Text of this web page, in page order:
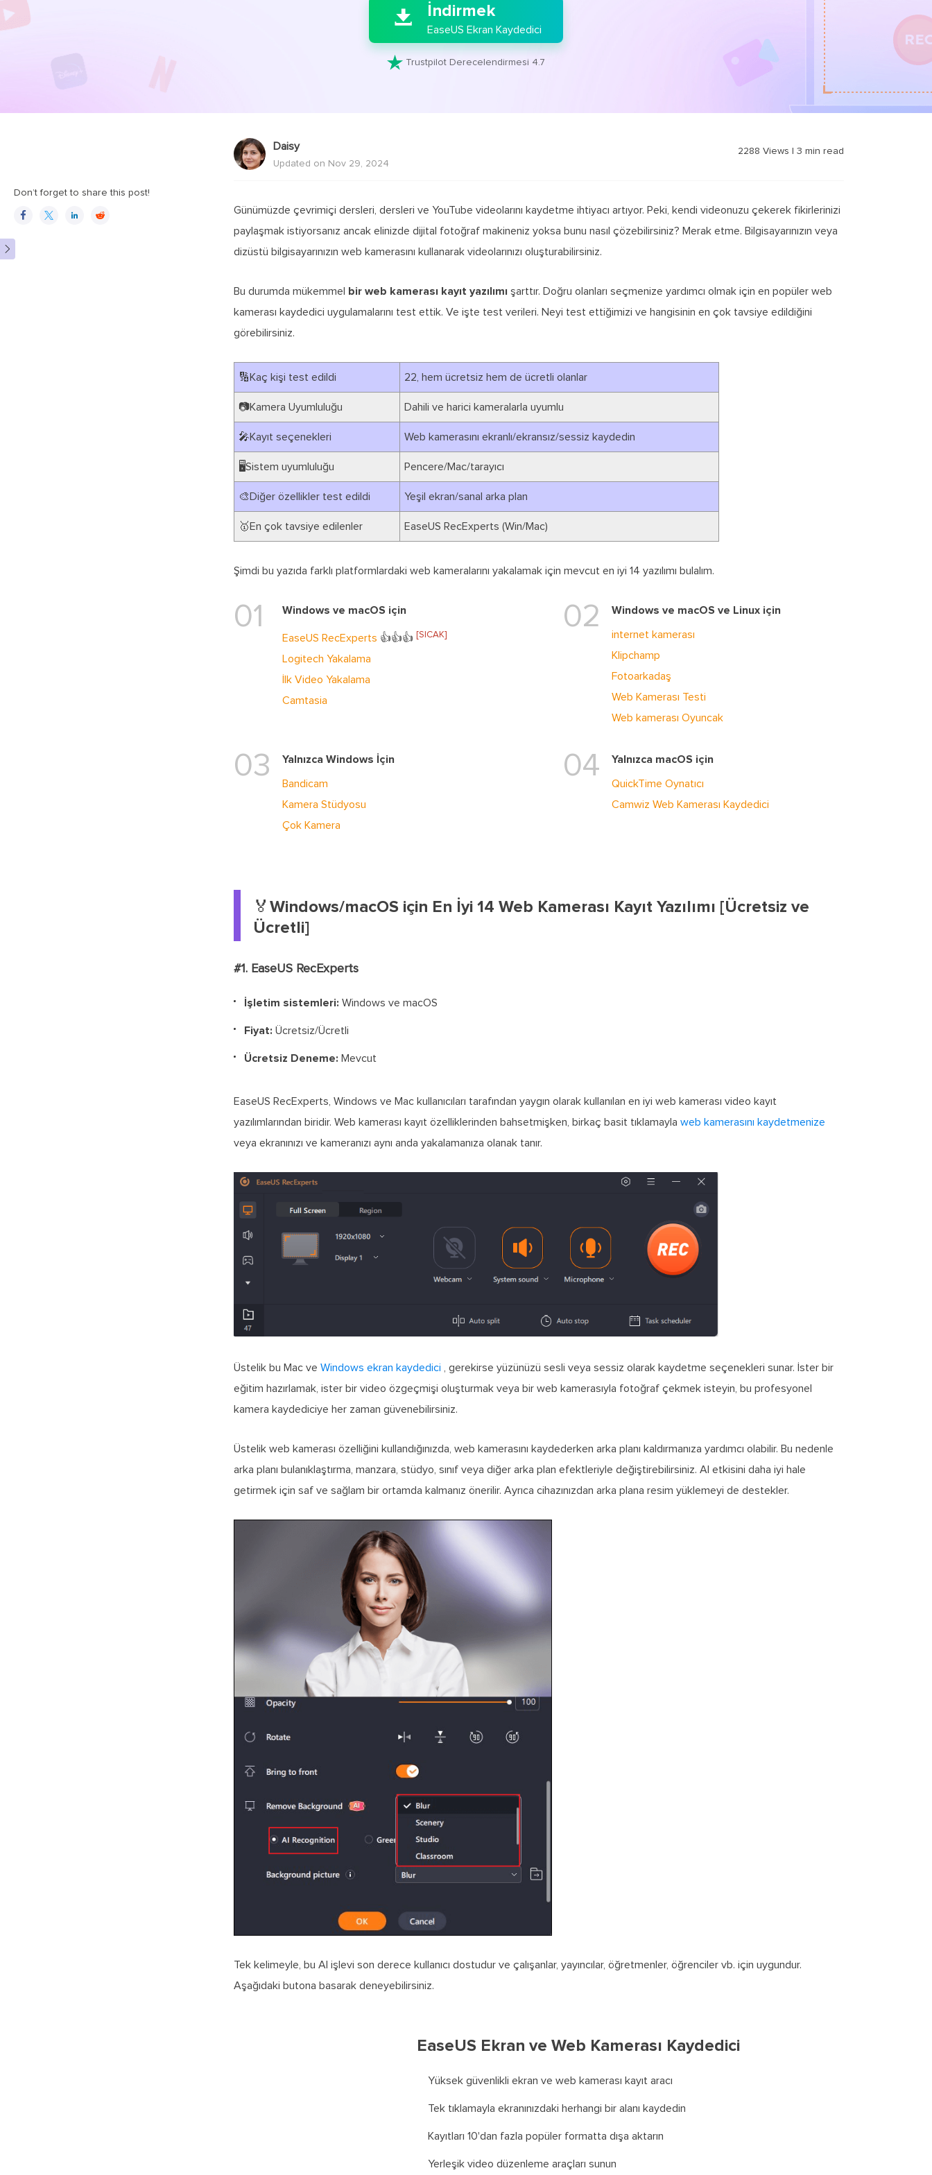
 İndirmek
EaseUS Ekran Kaydedici
 Trustpilot Derecelendirmesi 4.7
Don’t forget to share this post!
   

Daisy
Updated on Nov 29, 2024
2288 Views | 3 min read
Günümüzde çevrimiçi dersleri, dersleri ve YouTube videolarını kaydetme ihtiyacı artıyor. Peki, kendi videonuzu çekerek fikirlerinizi
paylaşmak istiyorsanız ancak elinizde dijital fotoğraf makineniz yoksa bunu nasıl çözebilirsiniz? Merak etme. Bilgisayarınızın veya
dizüstü bilgisayarınızın web kamerasını kullanarak videolarınızı oluşturabilirsiniz.
Bu durumda mükemmel bir web kamerası kayıt yazılımı şarttır. Doğru olanları seçmenize yardımcı olmak için en popüler web
kamerası kaydedici uygulamalarını test ettik. Ve işte test verileri. Neyi test ettiğimizi ve hangisinin en çok tavsiye edildiğini
görebilirsiniz.
🔢Kaç kişi test edildi 22, hem ücretsiz hem de ücretli olanlar
📷Kamera Uyumluluğu Dahili ve harici kameralarla uyumlu
🎤Kayıt seçenekleri Web kamerasını ekranlı/ekransız/sessiz kaydedin
🖥️Sistem uyumluluğu Pencere/Mac/tarayıcı
🎨Diğer özellikler test edildi Yeşil ekran/sanal arka plan
🥇En çok tavsiye edilenler EaseUS RecExperts (Win/Mac)
Şimdi bu yazıda farklı platformlardaki web kameralarını yakalamak için mevcut en iyi 14 yazılımı bulalım.
01 Windows ve macOS için
EaseUS RecExperts 👍👍👍 [SICAK]
Logitech Yakalama
İlk Video Yakalama
Camtasia
02 Windows ve macOS ve Linux için
internet kamerası
Klipchamp
Fotoarkadaş
Web Kamerası Testi
Web kamerası Oyuncak
03 Yalnızca Windows İçin
Bandicam
Kamera Stüdyosu
Çok Kamera
04 Yalnızca macOS için
QuickTime Oynatıcı
Camwiz Web Kamerası Kaydedici
🏅Windows/macOS için En İyi 14 Web Kamerası Kayıt Yazılımı [Ücretsiz ve
Ücretli]
#1. EaseUS RecExperts
İşletim sistemleri: Windows ve macOS
Fiyat: Ücretsiz/Ücretli
Ücretsiz Deneme: Mevcut
EaseUS RecExperts, Windows ve Mac kullanıcıları tarafından yaygın olarak kullanılan en iyi web kamerası video kayıt
yazılımlarından biridir. Web kamerası kayıt özelliklerinden bahsetmişken, birkaç basit tıklamayla web kamerasını kaydetmenize
veya ekranınızı ve kameranızı aynı anda yakalamanıza olanak tanır.
Üstelik bu Mac ve Windows ekran kaydedici , gerekirse yüzünüzü sesli veya sessiz olarak kaydetme seçenekleri sunar. İster bir
eğitim hazırlamak, ister bir video özgeçmişi oluşturmak veya bir web kamerasıyla fotoğraf çekmek isteyin, bu profesyonel
kamera kaydediciye her zaman güvenebilirsiniz.
Üstelik web kamerası özelliğini kullandığınızda, web kamerasını kaydederken arka planı kaldırmanıza yardımcı olabilir. Bu nedenle
arka planı bulanıklaştırma, manzara, stüdyo, sınıf veya diğer arka plan efektleriyle değiştirebilirsiniz. AI etkisini daha iyi hale
getirmek için saf ve sağlam bir ortamda kalmanız önerilir. Ayrıca cihazınızdan arka plana resim yüklemeyi de destekler.
Tek kelimeyle, bu AI işlevi son derece kullanıcı dostudur ve çalışanlar, yayıncılar, öğretmenler, öğrenciler vb. için uygundur.
Aşağıdaki butona basarak deneyebilirsiniz.
EaseUS Ekran ve Web Kamerası Kaydedici
Yüksek güvenlikli ekran ve web kamerası kayıt aracı
Tek tıklamayla ekranınızdaki herhangi bir alanı kaydedin
Kayıtları 10'dan fazla popüler formatta dışa aktarın
Yerleşik video düzenleme araçları sunun